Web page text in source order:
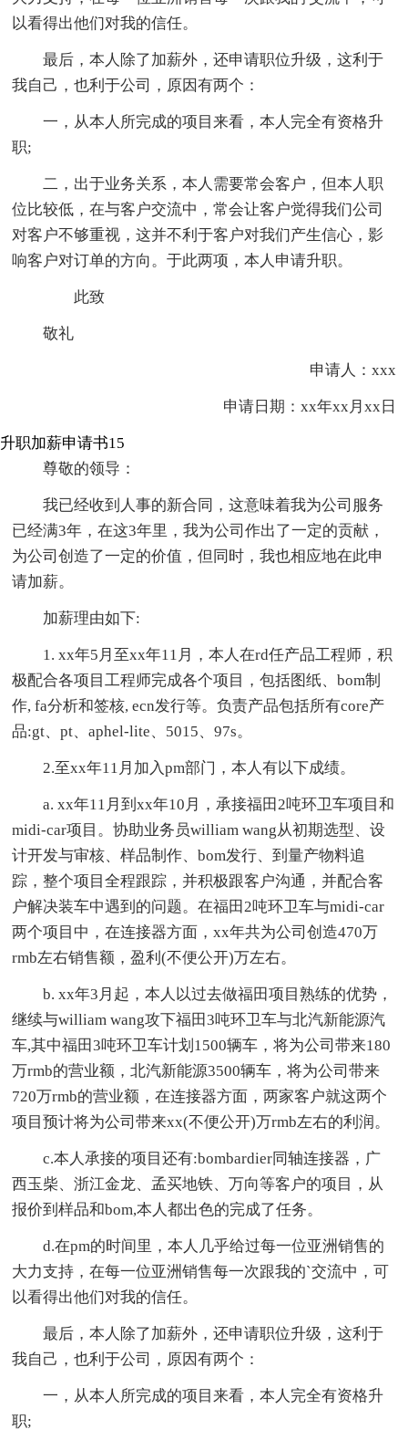
以看得出他们对我的信任。
最后，本人除了加薪外，还申请职位升级，这利于
我自己，也利于公司，原因有两个：
一，从本人所完成的项目来看，本人完全有资格升
职;
二，出于业务关系，本人需要常会客户，但本人职
位比较低，在与客户交流中，常会让客户觉得我们公司
对客户不够重视，这并不利于客户对我们产生信心，影
响客户对订单的方向。于此两项，本人申请升职。
此致
敬礼
申请人：xxx
申请日期：xx年xx月xx日
升职加薪申请书15
尊敬的领导：
我已经收到人事的新合同，这意味着我为公司服务
已经满3年，在这3年里，我为公司作出了一定的贡献，
为公司创造了一定的价值，但同时，我也相应地在此申
请加薪。
加薪理由如下:
1. xx年5月至xx年11月，本人在rd任产品工程师，积
极配合各项目工程师完成各个项目，包括图纸、bom制
作, fa分析和签核, ecn发行等。负责产品包括所有core产
品:gt、pt、aphel-lite、5015、97s。
2.至xx年11月加入pm部门，本人有以下成绩。
a. xx年11月到xx年10月，承接福田2吨环卫车项目和
midi-car项目。协助业务员william wang从初期选型、设
计开发与审核、样品制作、bom发行、到量产物料追
踪，整个项目全程跟踪，并积极跟客户沟通，并配合客
户解决装车中遇到的问题。在福田2吨环卫车与midi-car
两个项目中，在连接器方面，xx年共为公司创造470万
rmb左右销售额，盈利(不便公开)万左右。
b. xx年3月起，本人以过去做福田项目熟练的优势，
继续与william wang攻下福田3吨环卫车与北汽新能源汽
车,其中福田3吨环卫车计划1500辆车，将为公司带来180
万rmb的营业额，北汽新能源3500辆车，将为公司带来
720万rmb的营业额，在连接器方面，两家客户就这两个
项目预计将为公司带来xx(不便公开)万rmb左右的利润。
c.本人承接的项目还有:bombardier同轴连接器，广
西玉柴、浙江金龙、孟买地铁、万向等客户的项目，从
报价到样品和bom,本人都出色的完成了任务。
d.在pm的时间里，本人几乎给过每一位亚洲销售的
大力支持，在每一位亚洲销售每一次跟我的`交流中，可
以看得出他们对我的信任。
最后，本人除了加薪外，还申请职位升级，这利于
我自己，也利于公司，原因有两个：
一，从本人所完成的项目来看，本人完全有资格升
职;